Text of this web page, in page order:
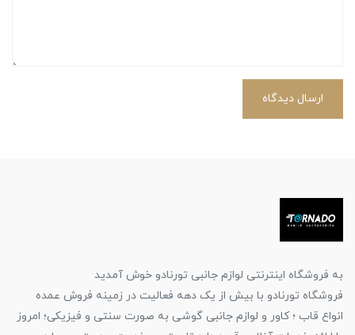
ارسال دیدگاه
به فروشگاه اینترنتی لوازم جانبی تورنادو خوش آمدید
فروشگاه تورنادو با بیش از یک دهه فعالیت در زمینه فروش عمده
انواع قاب ؛ کاور و لوازم جانبی گوشی به صورت سنتی و فیزیکی؛ امروز